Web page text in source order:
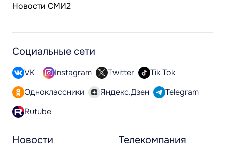
Новости СМИ2
Новости Телекомпания
Социальные сети
VK Instagram Twitter
Tik Tok
Одноклассники
Яндекс.Дзен
Telegram
Rutube